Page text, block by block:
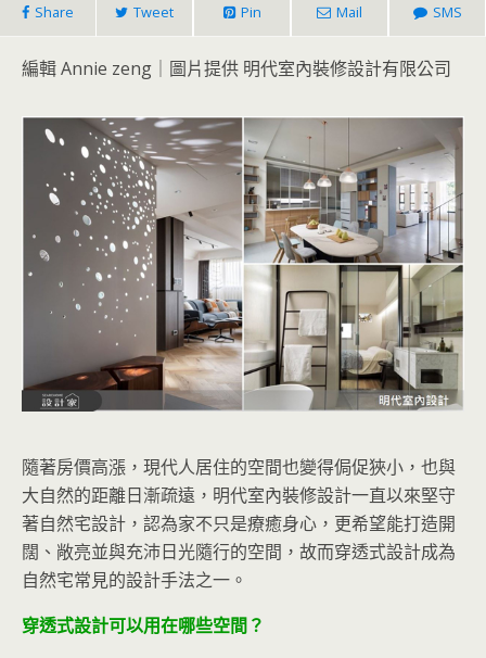
Share Tweet Pin Mail SMS
編輯 Annie zeng｜圖片提供 明代室內裝修設計有限公司
隨著房價高漲，現代人居住的空間也變得侷促狹小，也與
大自然的距離日漸疏遠，明代室內裝修設計一直以來堅守
著自然宅設計，認為家不只是療癒身心，更希望能打造開
闊、敞亮並與充沛日光隨行的空間，故而穿透式設計成為
自然宅常見的設計手法之一。
穿透式設計可以用在哪些空間？